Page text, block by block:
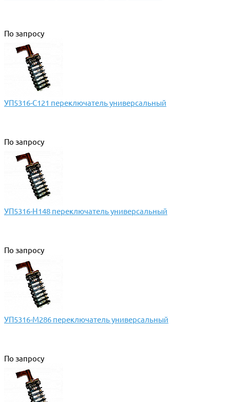
По запросу
УП5316-С121 переключатель универсальный
По запросу
УП5316-Н148 переключатель универсальный
По запросу
УП5316-М286 переключатель универсальный
По запросу